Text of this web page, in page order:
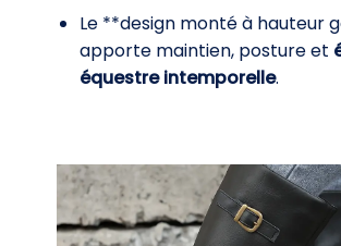
Le **design monté à hauteur
apporte maintien, posture et
équestre intemporelle.